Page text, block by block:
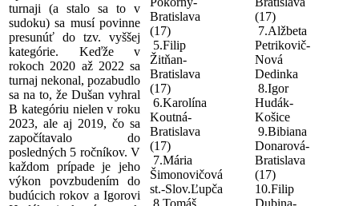
turnaji (a stalo sa to v
sudoku) sa musí povinne
presunúť do tzv. vyššej
kategórie. Keďže v
rokoch 2020 až 2022 sa
turnaj nekonal, pozabudlo
sa na to, že Dušan vyhral
B kategóriu nielen v roku
2023, ale aj 2019, čo sa
započítavalo do
posledných 5 ročníkov. V
každom prípade je jeho
výkon povzbudením do
budúcich rokov a Igorovi
Bratislava
(17)
5.Filip
Žitňan-
Bratislava
(17)
6.Karolína
Koutná-
Bratislava
(17)
7.Mária
Šimonovičová
st.-Slov.Ľupča
8.Tomáš
(17)
7.Alžbeta
Petrikovič-
Nová
Dedinka
8.Igor
Hudák-
Košice
9.Bibiana
Donarová-
Bratislava
(17)
10.Filip
Dubina-